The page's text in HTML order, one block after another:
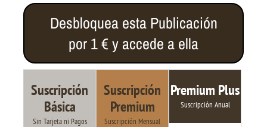
Desbloquea esta Publicación
por 1 € y accede a ella
Suscripción
Básica
Sin Tarjeta ni Pagos
Suscripción
Premium
Suscripción Mensual
Premium Plus
Suscripción Anual